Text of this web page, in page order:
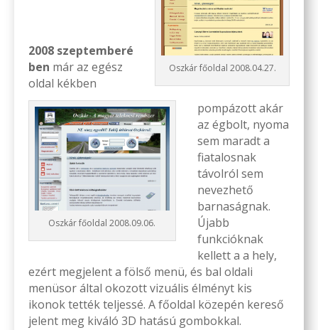
Oszkár főoldal 2008.04.27.
Oszkár főoldal 2008.09.06.
2008 szeptemberé
ben már az egész
oldal kékben
pompázott akár
az égbolt, nyoma
sem maradt a
fiatalosnak
távolról sem
nevezhető
barnaságnak.
Újabb
funkcióknak
kellett a a hely,
ezért megjelent a fölső menü, és bal oldali
menüsor által okozott vizuális élményt kis
ikonok tették teljessé. A főoldal közepén kereső
jelent meg kiváló 3D hatású gombokkal.